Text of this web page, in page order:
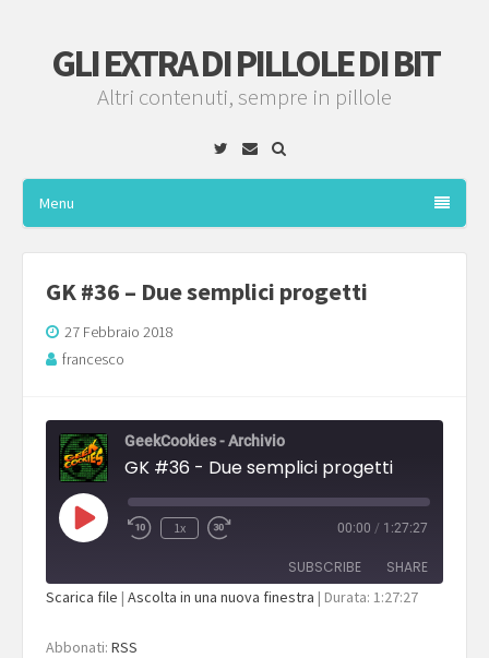
GLI EXTRA DI PILLOLE DI BIT
Altri contenuti, sempre in pillole
TwitterEmail
Menu
GK #36 – Due semplici progetti
27 Febbraio 2018
francesco
GeekCookies - Archivio
GK #36 - Due semplici progetti
Play
Episode
1x 00:00 / 1:27:27
SUBSCRIBE SHARE
Scarica file | Ascolta in una nuova finestra | Durata: 1:27:27
Abbonati: RSS